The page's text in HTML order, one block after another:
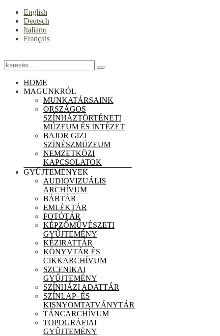
English
Deutsch
Italiano
Français
HOME
MAGUNKRÓL
MUNKATÁRSAINK
ORSZÁGOS
SZÍNHÁZTÖRTÉNETI
MÚZEUM ÉS INTÉZET
BAJOR GIZI
SZÍNÉSZMÚZEUM
NEMZETKÖZI
KAPCSOLATOK
GYŰJTEMÉNYEK
AUDIOVIZUÁLIS
ARCHÍVUM
BÁBTÁR
EMLÉKTÁR
FOTÓTÁR
KÉPZŐMŰVÉSZETI
GYŰJTEMÉNY
KÉZIRATTÁR
KÖNYVTÁR ÉS
CIKKARCHÍVUM
SZCENIKAI
GYŰJTEMÉNY
SZÍNHÁZI ADATTÁR
SZÍNLAP- ÉS
KISNYOMTATVÁNYTÁR
TÁNCARCHÍVUM
TOPOGRÁFIAI
GYŰJTEMÉNY